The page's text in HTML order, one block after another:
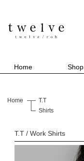
Home Shop
Home
T.T
Shirts
T.T / Work Shirts